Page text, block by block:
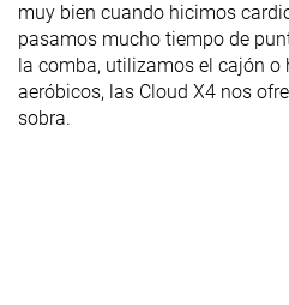
muy bien cuando hicimos
pasamos mucho tiempo de
la comba, utilizamos el cajón
aeróbicos, las Cloud X4 nos
sobra.